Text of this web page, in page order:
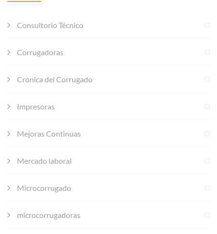
Consultorio Técnico
Corrugadoras
Cronica del Corrugado
Impresoras
Mejoras Continuas
Mercado laboral
Microcorrugado
microcorrugadoras